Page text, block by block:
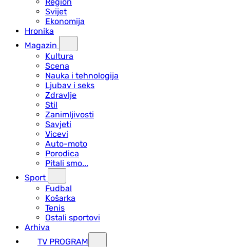
Svijet
Ekonomija
Hronika
Magazin
Kultura
Scena
Nauka i tehnologija
Ljubav i seks
Zdravlje
Stil
Zanimljivosti
Savjeti
Vicevi
Auto-moto
Porodica
Pitali smo...
Sport
Fudbal
Košarka
Tenis
Ostali sportovi
Arhiva
TV PROGRAM